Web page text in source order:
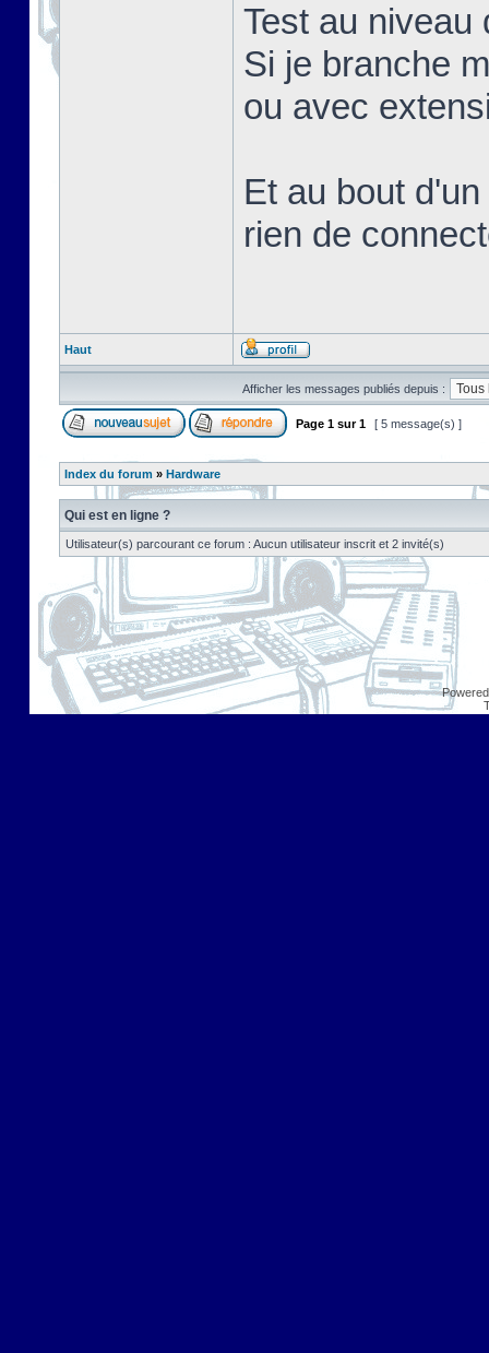
Test au niveau
Si je branche
ou avec
Et au bout
rien de
Haut
Afficher les messages publiés depuis :
Page 1 sur1 [ 5 message(s) ]
Index du forum » Hardware
Qui est en ligne ?
Utilisateur(s) parcourant ce forum : Aucun utilisateur inscrit et 2 invité(s)